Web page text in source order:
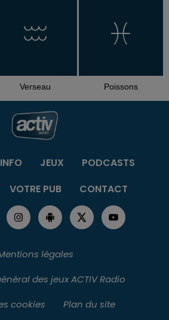
Verseau Poissons
JEUX
PODCASTS
VOTRE PUB CONTACT
légales
des jeux ACTIV Radio
cookies
Plan du site